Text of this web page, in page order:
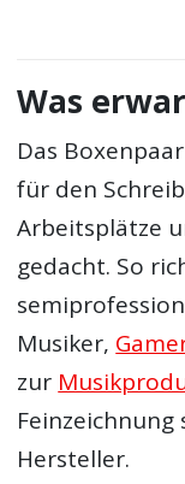
Was
Das
für den
Arbeitsplätze
gedacht. So
Musiker,
zur
Hersteller.